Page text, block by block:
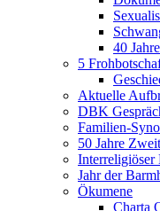
40
5
Aktuelle
DBK
Familien-
50 Jahre
Interreligiöser
Jahr der
Ökumene
Charta